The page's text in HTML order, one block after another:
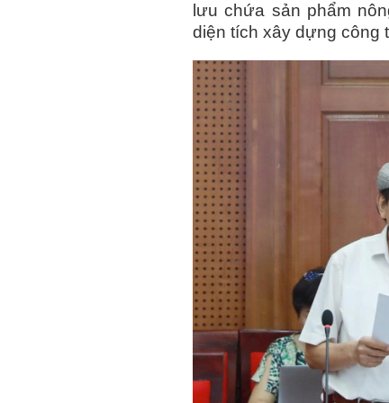
lưu chứa sản phẩm
diện tích xây dựng công